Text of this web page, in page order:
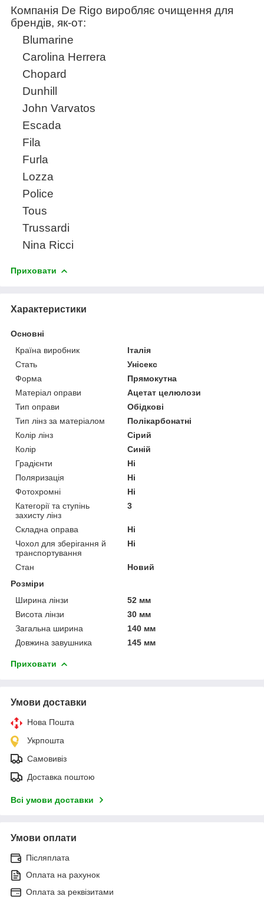
Компанія De Rigo виробляє очищення для
брендів, як-от:
Blumarine
Carolina Herrera
Chopard
Dunhill
John Varvatos
Escada
Fila
Furla
Lozza
Police
Tous
Trussardi
Nina Ricci
Приховати
Характеристики
Основні
Країна виробник
Італія
Стать
Унісекс
Форма
Прямокутна
Матеріал оправи
Ацетат целюлози
Тип оправи
Обідкові
Тип лінз за матеріалом
Полікарбонатні
Колір лінз
Сірий
Колір
Синій
Градієнти
Ні
Поляризація
Ні
Фотохромні
Ні
Категорії та ступінь
захисту лінз
3
Складна оправа
Ні
Чохол для зберігання й
транспортування
Ні
Стан
Новий
Розміри
Ширина лінзи
52 мм
Висота лінзи
30 мм
Загальна ширина
140 мм
Довжина завушника
145 мм
Приховати
Умови доставки
Нова Пошта
Укрпошта
Самовивіз
Доставка поштою
Всі умови доставки
Умови оплати
Післяплата
Оплата на рахунок
Оплата за реквізитами